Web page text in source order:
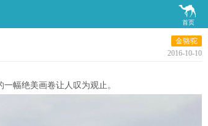

首页
金骆驼
2016-10-10
幅绝美画卷让人叹为观止。